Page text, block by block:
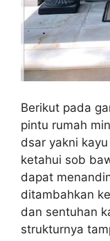
Berikut pada
pintu rumah
dsar yakni
ketahui sob
dapat
ditambahkan
dan sentuhan
strukturnya